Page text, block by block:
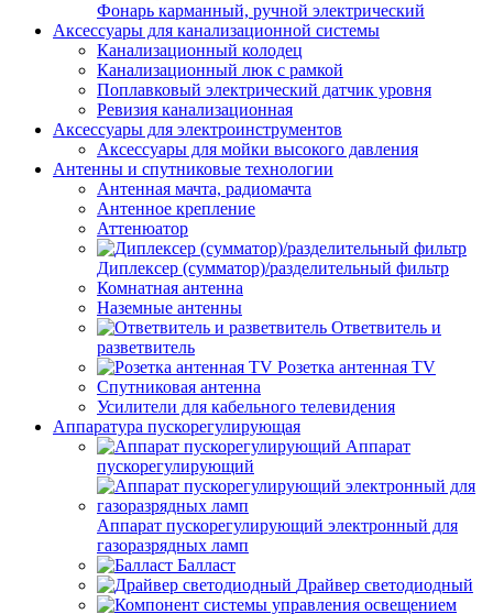
Фонарь карманный, ручной электрический
Аксессуары для канализационной системы
Канализационный колодец
Канализационный люк с рамкой
Поплавковый электрический датчик уровня
Ревизия канализационная
Аксессуары для электроинструментов
Аксессуары для мойки высокого давления
Антенны и спутниковые технологии
Антенная мачта, радиомачта
Антенное крепление
Аттенюатор
Диплексер (сумматор)/разделительный фильтр
Комнатная антенна
Наземные антенны
Ответвитель и
разветвитель
Розетка антенная TV
Спутниковая антенна
Усилители для кабельного телевидения
Аппаратура пускорегулирующая
Аппарат
пускорегулирующий
Аппарат пускорегулирующий электронный для
газоразрядных ламп
Балласт
Драйвер светодиодный